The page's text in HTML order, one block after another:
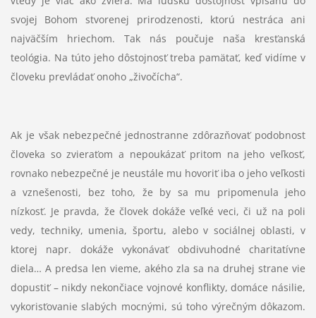
svojej Bohom stvorenej prirodzenosti, ktorú nestráca ani
najväčším hriechom. Tak nás poučuje naša kresťanská
teológia. Na túto jeho dôstojnosť treba pamätať, keď vidíme v
človeku prevládať onoho „živočícha“.
Ak je však nebezpečné jednostranne zdôrazňovať podobnosť
človeka so zvieraťom a nepoukázať pritom na jeho veľkosť,
rovnako nebezpečné je neustále mu hovoriť iba o jeho veľkosti
a vznešenosti, bez toho, že by sa mu pripomenula jeho
nízkosť. Je pravda, že človek dokáže veľké veci, či už na poli
vedy, techniky, umenia, športu, alebo v sociálnej oblasti, v
ktorej napr. dokáže vykonávať obdivuhodné charitatívne
diela… A predsa len vieme, akého zla sa na druhej strane vie
dopustiť – nikdy nekončiace vojnové konflikty, domáce násilie,
vykorisťovanie slabých mocnými, sú toho výrečným dôkazom.